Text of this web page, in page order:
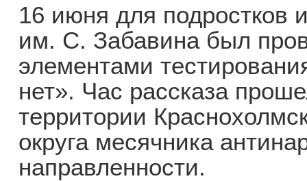
16 июня для подростков
им. С. Забавина был
элементами
нет». Час рассказа
территории
округа месячника
направленности.